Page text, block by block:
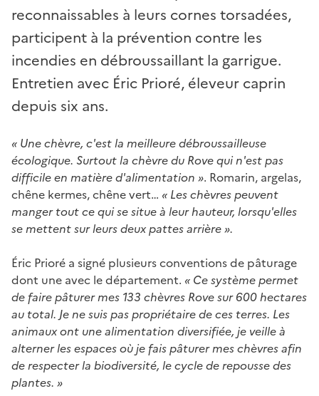
reconnaissables à leurs cornes torsadées,
participent à la prévention contre les
incendies en débroussaillant la garrigue.
Entretien avec Éric Prioré, éleveur caprin
depuis six ans.
« Une chèvre, c'est la meilleure débroussailleuse
écologique. Surtout la chèvre du Rove qui n'est pas
difficile en matière d'alimentation ». Romarin, argelas,
chêne kermes, chêne vert… « Les chèvres peuvent
manger tout ce qui se situe à leur hauteur, lorsqu'elles
se mettent sur leurs deux pattes arrière ».
Éric Prioré a signé plusieurs conventions de pâturage
dont une avec le département. « Ce système permet
de faire pâturer mes 133 chèvres Rove sur 600 hectares
au total. Je ne suis pas propriétaire de ces terres. Les
animaux ont une alimentation diversifiée, je veille à
alterner les espaces où je fais pâturer mes chèvres afin
de respecter la biodiversité, le cycle de repousse des
plantes. »